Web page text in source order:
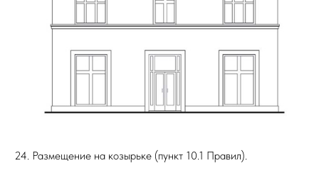
24. Размещение на козырьке (пункт 10.1 Правил).